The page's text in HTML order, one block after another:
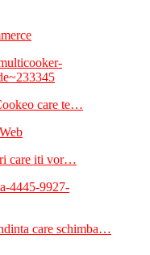
care te…
care iti vor…
care schimba…